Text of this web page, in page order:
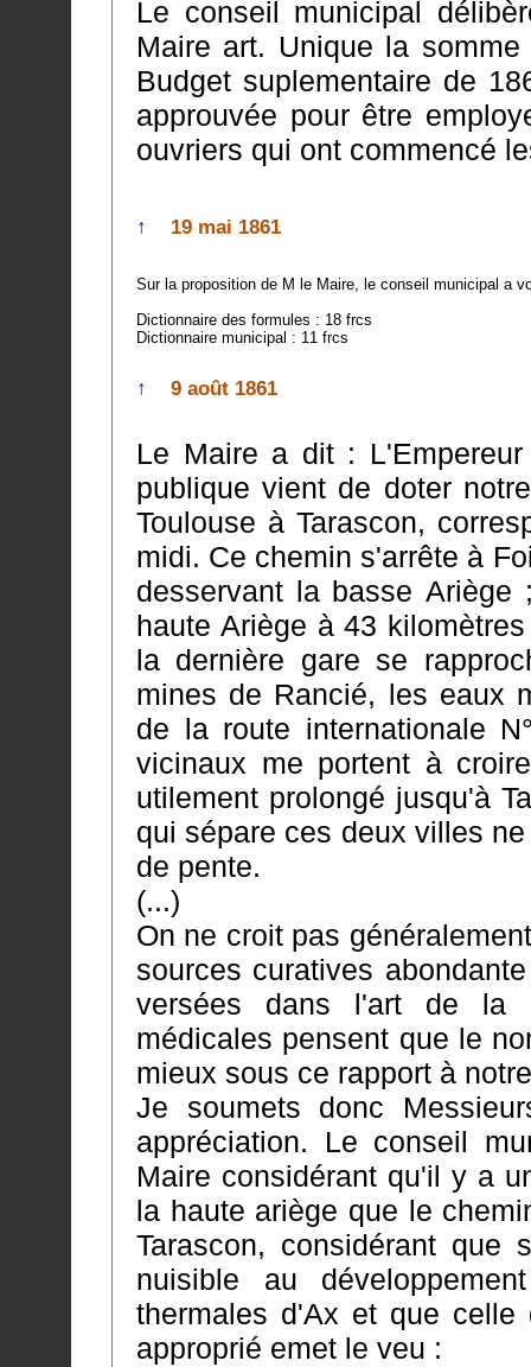
Le conseil municipal
Maire art. Unique la somme de trois
Budget suplementaire de
approuvée pour être employee immédiatement au payement des
ouvriers qui ont commencé
↑ 19 mai 1861
Dictionnaire des formules : 18 frcs
Dictionnaire municipal : 11 frcs
↑ 9 août 1861
Le Maire a dit :
publique vient de doter notre département
Toulouse à Tarascon,
midi. Ce chemin s'arrête à Foix, chef-lieu de notre département, en
desservant la basse Ariège ;
haute Ariège à 43
la dernière gare se rapproche le plus possible. Les
mines de Rancié, les eaux
de la route internationale N°20, le développement des chemins
vicinaux me portent à croire que
utilement prolongé jusqu'à
qui sépare ces deux villes ne présente aucune mauvaise condition
de pente.
(...)
On ne croit pas
sources curatives abondante et variées et les
versées dans l'art de la
médicales pensent que le nom de Pyrénées Centrale conviendrait
mieux sous ce rapport à
Je soumets donc
appréciation. Le conseil
Maire considérant qu'il y a
la haute ariège que le chemin de fer soit continué de Foix
Tarascon, considérant que
nuisible au
thermales d'Ax et que celle des
approprié emet le veu :